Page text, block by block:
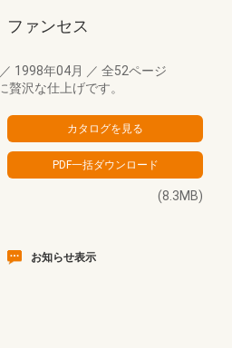
ァンセス
／ 1998年04月 ／ 全52ページ
贅沢な仕上げです。
(8.3MB)
お知らせ表示